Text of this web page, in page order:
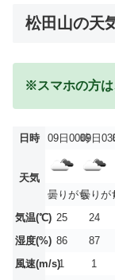
松田山の天
※スマホの方は
日時 09日00時09日03
天気
曇りがち曇りが
気温(℃) 25 24
湿度(%) 86 87
風速(m/s)1 1